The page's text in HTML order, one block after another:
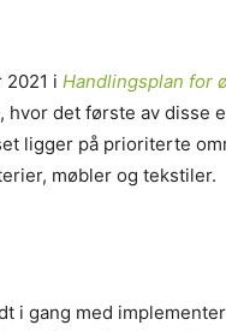
i Handlingsplan for
hvor det første av disse
ligger på prioriterte
møbler og tekstiler.
i gang med